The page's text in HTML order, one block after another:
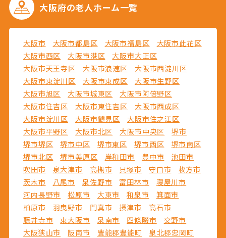
大阪府の老人ホーム一覧
大阪市 大阪市都島区 大阪市福島区
大阪市此花区
大阪市西区
大阪市港区
大阪市大正区
大阪市天王寺区
大阪市浪速区
大阪市西淀川区
大阪市東淀川区
大阪市東成区
大阪市生野区
大阪市旭区
大阪市城東区
大阪市阿倍野区
大阪市住吉区
大阪市東住吉区
大阪市西成区
大阪市淀川区
大阪市鶴見区
大阪市住之江区
大阪市平野区
大阪市北区 大阪市中央区
堺市
堺市堺区
堺市中区 堺市東区 堺市西区
堺市南区
堺市北区
堺市美原区 岸和田市 豊中市
池田市
吹田市
泉大津市 高槻市 貝塚市 守口市
枚方市
茨木市
八尾市 泉佐野市 富田林市
寝屋川市
河内長野市
松原市 大東市 和泉市
箕面市
柏原市
羽曳野市 門真市 摂津市
高石市
藤井寺市
東大阪市 泉南市 四條畷市
交野市
大阪狭山市
阪南市 豊能郡豊能町
泉北郡忠岡町